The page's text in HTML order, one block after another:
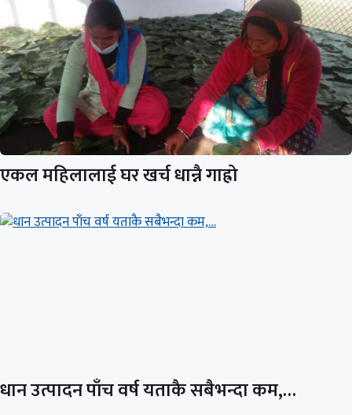
एकल महिलालाई घर खर्च धान्नै गाह्रो
धान उत्पादन पाँच वर्ष यताकै सबैभन्दा कम,…